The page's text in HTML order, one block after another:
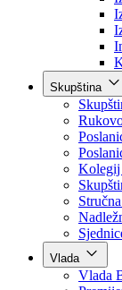
Skupština
Kolegij